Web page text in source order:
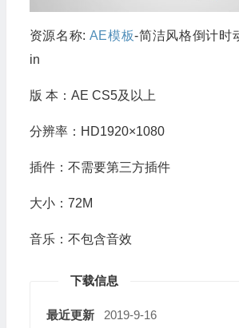
资源名称:AE模板-简洁风格倒计时
in
版 本：AE CS5及以上
分辨率：HD1920×1080
插件：不需要第三方插件
大小：72M
音乐：不包含音效
下载信息
最近更新 2019-9-16